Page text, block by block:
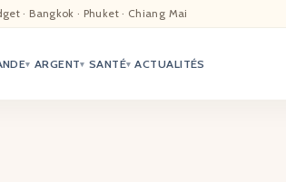
· Bangkok · Phuket · Chiang Mai
▾ ARGENT▾ SANTÉ▾ ACTUALITÉS